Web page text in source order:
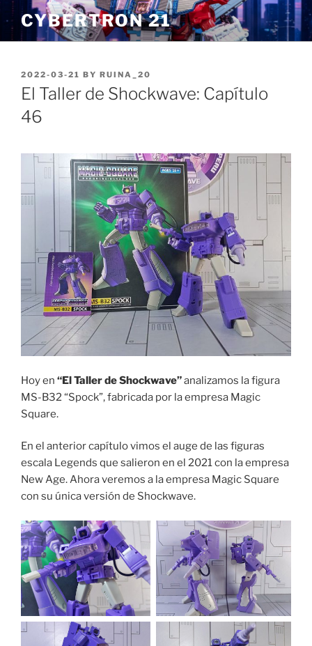
Skip
to
content
CYBERTRON 21
POSTED
ON
2022-03-21 BY RUINA_20
El Taller de Shockwave: Capítulo
46
Hoy en “El Taller de Shockwave”analizamos la figura
MS-B32 “Spock”, fabricada por la empresa Magic
Square.
En el anterior capítulo vimos el auge de las figuras
escala Legends que salieron en el 2021 con la empresa
New Age. Ahora veremos a la empresa Magic Square
con su única versión de Shockwave.